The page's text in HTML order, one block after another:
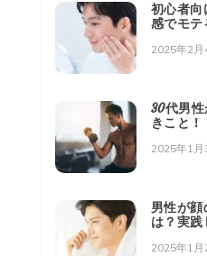
初心者向
感でモテ
2025年2月
30代男
きこと！
2025年1月
男性が顔
は？実
2025年1月